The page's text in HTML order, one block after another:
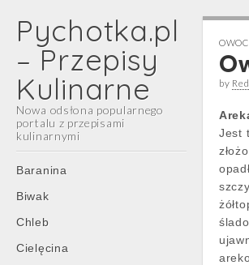
Pychotka.pl
– Przepisy
Kulinarne
Nowa odsłona popularnego
portalu z przepisami
kulinarnymi
Main
menu
Skip
content
Baranina
Biwak
Chleb
Cielęcina
by
Jest